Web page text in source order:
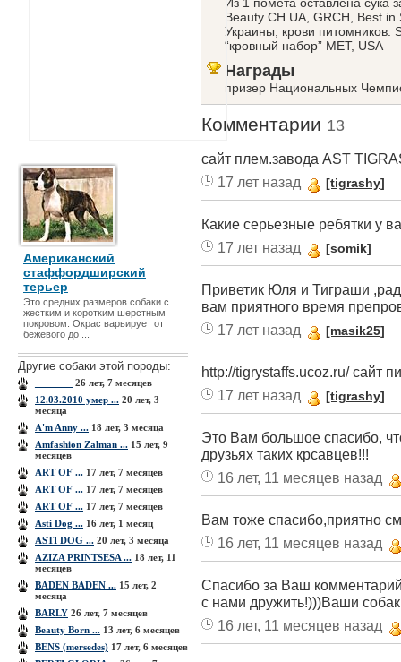
Американский
стаффордширский
терьер
Это средних размеров собаки с
жестким и коротким шерстным
покровом. Ок­рас варьирует от
бежевого до ...
Другие собаки этой породы:
26 лет, 7 месяцев
12.03.2010 умер ... 20 лет, 3
месяца
A'm Anny ... 18 лет, 3 месяца
Amfashion Zalman ... 15 лет, 9
месяцев
ART OF ... 17 лет, 7 месяцев
ART OF ... 17 лет, 7 месяцев
ART OF ... 17 лет, 7 месяцев
Asti Dog ... 16 лет, 1 месяц
ASTI DOG ... 20 лет, 3 месяца
AZIZA PRINТSESA ... 18 лет, 11
месяцев
BADEN BADEN ... 15 лет, 2
месяца
BARLY 26 лет, 7 месяцев
Beauty Born ... 13 лет, 6 месяцев
BENS (mersedes) 17 лет, 6 месяцев
Beauty CH UA, GRCH, Best
Украины, крови питомников:
“кровный набор” MET, USA
Награды
призер Национальных
Комментарии 13
сайт плем.завода AST
17 лет назад
[tigrashy]
Какие серьезные ребятки у
17 лет назад
[somik]
Приветик Юля и Тиграши
вам приятного время
17 лет назад
[masik25]
http://tigrystaffs.ucoz.ru/ сайт
17 лет назад
[tigrashy]
Это Вам большое спасибо,
друзьях таких крсавцев!!!
16 лет, 11 месяцев назад
Вам тоже спасибо,приятно
16 лет, 11 месяцев назад
Спасибо за Ваш
с нами дружить!)))Ваши
16 лет, 11 месяцев назад